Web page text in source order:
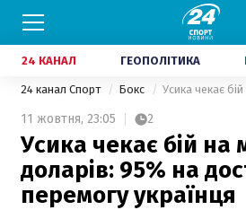
24 КАНАЛ ГЕОПОЛІТИКА
24 канал Спорт Бокс
11 жовтня, 23:05 2
Усика чекає бій на
доларів: 95% на
перемогу українця